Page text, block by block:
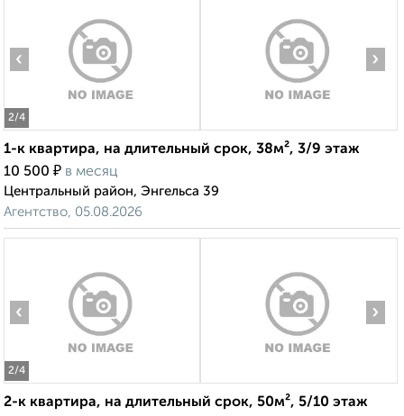
2/4
‹ ›
1-к квартира, на длительный срок, 38м², 3/9 этаж
10 500 ₽ в месяц
Центральный район, Энгельса 39
Агентство, 05.08.2026
2/4
‹ ›
2-к квартира, на длительный срок, 50м², 5/10 этаж